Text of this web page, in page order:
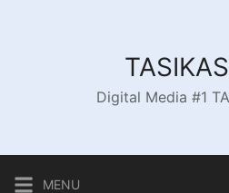
Digital Media #1
MENU